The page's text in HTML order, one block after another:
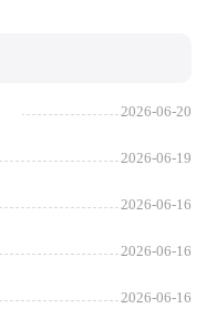
2026-06-20
2026-06-19
2026-06-16
2026-06-16
2026-06-16